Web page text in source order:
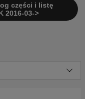
części i listę
2016-03->